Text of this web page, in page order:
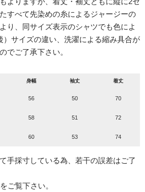
すべて先染めの糸によるジャージーの
り、同サイズ表示のシャツでも色によ
）サイズの違い、洗濯による縮み具合が
でご了承下さい。
身幅 袖丈 着丈
56 50 70
58 51 72
60 53 74
手採寸している為、若干の誤差はご了
をご覧下さい。